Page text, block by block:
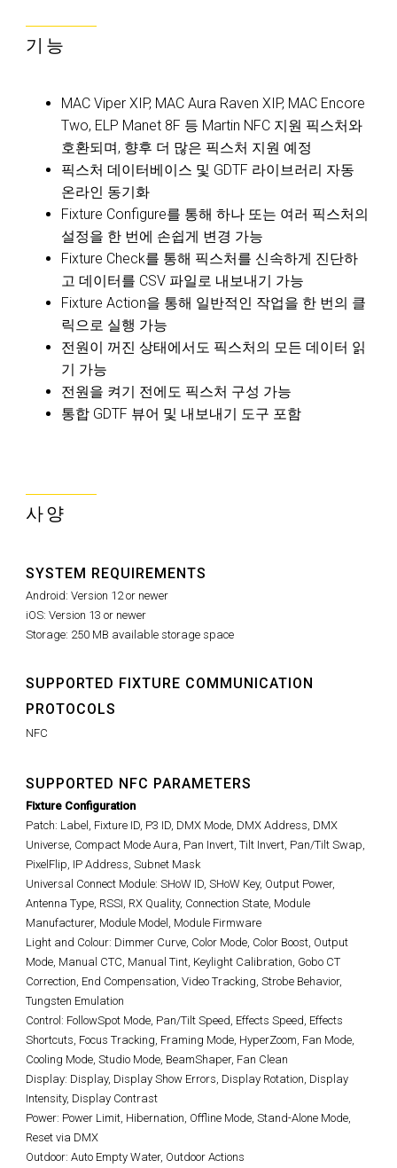
기능
MAC Viper XIP, MAC Aura Raven XIP, MAC Encore
Two, ELP Manet 8F 등 Martin NFC 지원 픽스처와
호환되며, 향후 더 많은 픽스처 지원 예정
픽스처 데이터베이스 및 GDTF 라이브러리 자동
온라인 동기화
Fixture Configure를 통해 하나 또는 여러 픽스처의
설정을 한 번에 손쉽게 변경 가능
Fixture Check를 통해 픽스처를 신속하게 진단하
고 데이터를 CSV 파일로 내보내기 가능
Fixture Action을 통해 일반적인 작업을 한 번의 클
릭으로 실행 가능
전원이 꺼진 상태에서도 픽스처의 모든 데이터 읽
기 가능
전원을 켜기 전에도 픽스처 구성 가능
통합 GDTF 뷰어 및 내보내기 도구 포함
사양
SYSTEM REQUIREMENTS
Android: Version 12 or newer
iOS: Version 13 or newer
Storage: 250 MB available storage space
SUPPORTED FIXTURE COMMUNICATION
PROTOCOLS
NFC
SUPPORTED NFC PARAMETERS
Fixture Configuration
Patch: Label, Fixture ID, P3 ID, DMX Mode, DMX Address, DMX
Universe, Compact Mode Aura, Pan Invert, Tilt Invert, Pan/Tilt Swap,
PixelFlip, IP Address, Subnet Mask
Universal Connect Module: SHoW ID, SHoW Key, Output Power,
Antenna Type, RSSI, RX Quality, Connection State, Module
Manufacturer, Module Model, Module Firmware
Light and Colour: Dimmer Curve, Color Mode, Color Boost, Output
Mode, Manual CTC, Manual Tint, Keylight Calibration, Gobo CT
Correction, End Compensation, Video Tracking, Strobe Behavior,
Tungsten Emulation
Control: FollowSpot Mode, Pan/Tilt Speed, Effects Speed, Effects
Shortcuts, Focus Tracking, Framing Mode, HyperZoom, Fan Mode,
Cooling Mode, Studio Mode, BeamShaper, Fan Clean
Display: Display, Display Show Errors, Display Rotation, Display
Intensity, Display Contrast
Power: Power Limit, Hibernation, Offline Mode, Stand-Alone Mode,
Reset via DMX
Outdoor: Auto Empty Water, Outdoor Actions